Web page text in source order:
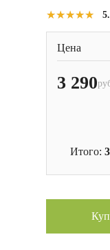
★★★★★
★★★★★
Цена
3 290
Итого: